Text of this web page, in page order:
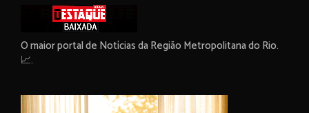
O maior portal de Notícias da Região Metropolitana do Rio.
📈.